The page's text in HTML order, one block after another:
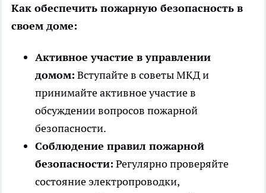
Как обеспечить пожарную безопасность в
своем доме:
Активное участие в управлении
домом: Вступайте в советы МКД и
принимайте активное участие в
обсуждении вопросов пожарной
безопасности.
Соблюдение правил пожарной
безопасности: Регулярно проверяйте
состояние электропроводки,